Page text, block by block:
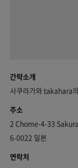
간략소개
사쿠라가와 takahara
주소
2 Chome-4-33
6-0022 일본
연락처